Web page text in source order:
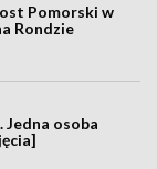
Pomorski w
Rondzie
Jedna osoba